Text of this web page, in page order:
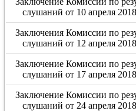
слушаний от 10 апреля
Заключения Комиссии по
слушаний от 12 апреля
Заключение Комиссии по
слушаний от 17 апреля
Заключение Комиссии по
слушаний от 24 апреля